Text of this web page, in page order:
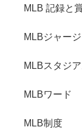
MLB 記録と
MLBジャージ
MLBスタジ
MLBワード
MLB制度